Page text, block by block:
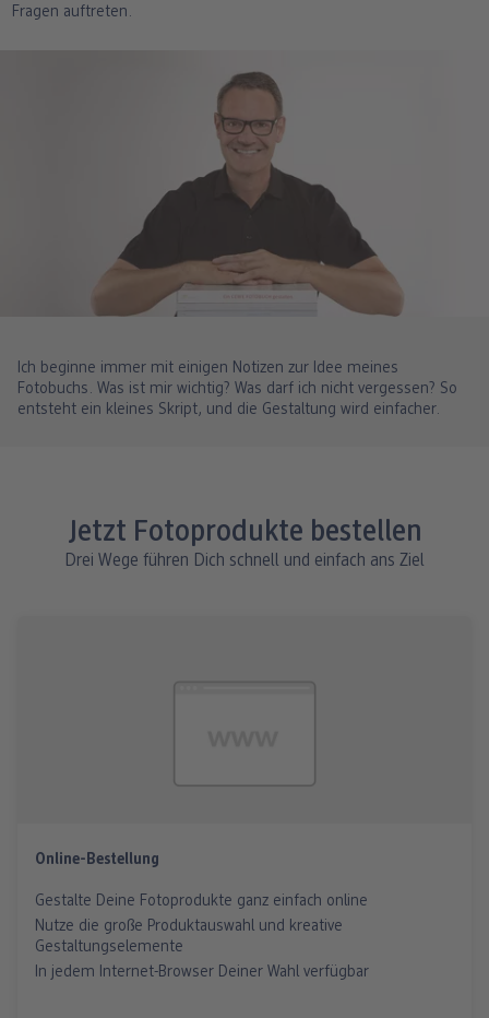
Fragen auftreten.
Ich beginne immer mit einigen Notizen zur Idee meines
Fotobuchs. Was ist mir wichtig? Was darf ich nicht vergessen? So
entsteht ein kleines Skript, und die Gestaltung wird einfacher.
Jetzt Fotoprodukte bestellen
Drei Wege führen Dich schnell und einfach ans Ziel
Online-Bestellung
Gestalte Deine Fotoprodukte ganz einfach online
Nutze die große Produktauswahl und kreative
Gestaltungselemente
In jedem Internet-Browser Deiner Wahl verfügbar